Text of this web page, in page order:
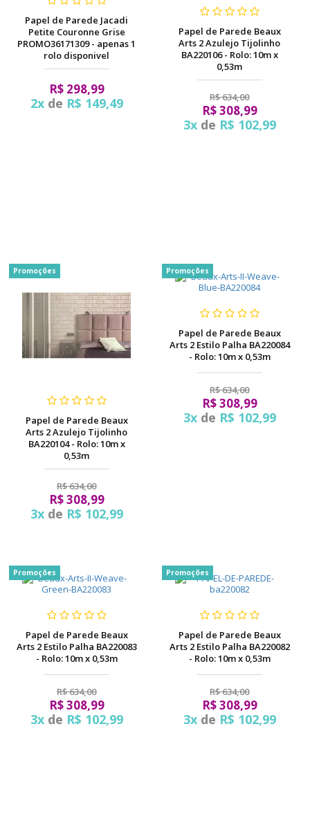
Papel de Parede Jacadi
Petite Couronne Grise
PROMO36171309 - apenas 1
rolo disponivel
R$ 298,99
2xde R$ 149,49
Papel de Parede Beaux
Arts 2 Azulejo Tijolinho
BA220106 - Rolo: 10m x
0,53m
R$ 634,00
R$ 308,99
3xde R$ 102,99
Papel de Parede Beaux
Arts 2 Azulejo Tijolinho
BA220104 - Rolo: 10m x
0,53m
R$ 634,00
R$ 308,99
3xde R$ 102,99
Promoções
Papel de Parede Beaux
Arts 2 Estilo Palha BA220084
- Rolo: 10m x 0,53m
R$ 634,00
R$ 308,99
3xde R$ 102,99
Promoções
Papel de Parede Beaux
Arts 2 Estilo Palha BA220083
- Rolo: 10m x 0,53m
R$ 634,00
R$ 308,99
3xde R$ 102,99
Promoções
Papel de Parede Beaux
Arts 2 Estilo Palha BA220082
- Rolo: 10m x 0,53m
R$ 634,00
R$ 308,99
3xde R$ 102,99
Promoções